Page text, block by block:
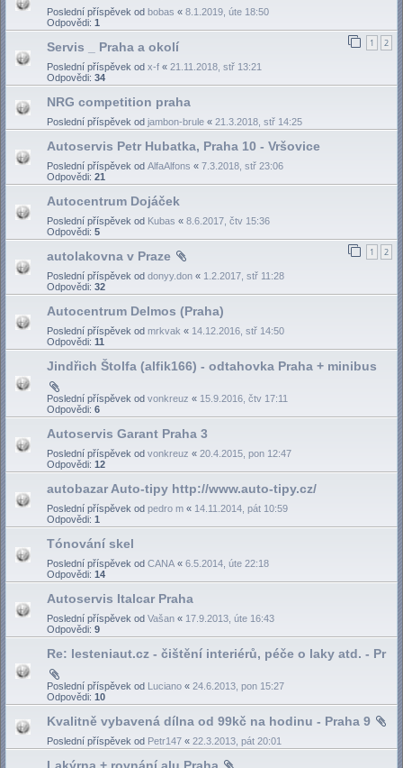
Poslední příspěvek od bobas « 8.1.2019, úte 18:50
Odpovědi: 1
1 2
Servis _ Praha a okolí
Poslední příspěvek od x-f « 21.11.2018, stř 13:21
Odpovědi: 34
NRG competition praha
Poslední příspěvek od jambon-brule « 21.3.2018, stř 14:25
Autoservis Petr Hubatka, Praha 10 - Vršovice
Poslední příspěvek od AlfaAlfons « 7.3.2018, stř 23:06
Odpovědi: 21
Autocentrum Dojáček
Poslední příspěvek od Kubas « 8.6.2017, čtv 15:36
Odpovědi: 5
1 2
autolakovna v Praze
Poslední příspěvek od donyy.don « 1.2.2017, stř 11:28
Odpovědi: 32
Autocentrum Delmos (Praha)
Poslední příspěvek od mrkvak « 14.12.2016, stř 14:50
Odpovědi: 11
Jindřich Štolfa (alfik166) - odtahovka Praha + minibus
Poslední příspěvek od vonkreuz « 15.9.2016, čtv 17:11
Odpovědi: 6
Autoservis Garant Praha 3
Poslední příspěvek od vonkreuz « 20.4.2015, pon 12:47
Odpovědi: 12
autobazar Auto-tipy http://www.auto-tipy.cz/
Poslední příspěvek od pedro m « 14.11.2014, pát 10:59
Odpovědi: 1
Tónování skel
Poslední příspěvek od CANA « 6.5.2014, úte 22:18
Odpovědi: 14
Autoservis Italcar Praha
Poslední příspěvek od Vašan « 17.9.2013, úte 16:43
Odpovědi: 9
Re: lesteniaut.cz - čištění interiérů, péče o laky atd. - Pr
Poslední příspěvek od Luciano « 24.6.2013, pon 15:27
Odpovědi: 10
Kvalitně vybavená dílna od 99kč na hodinu - Praha 9
Poslední příspěvek od Petr147 « 22.3.2013, pát 20:01
Lakýrna + rovnání alu Praha